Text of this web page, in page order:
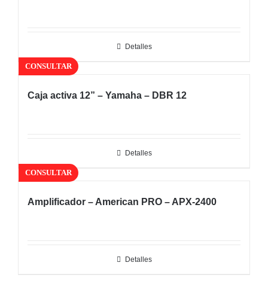
Detalles
CONSULTAR
Caja activa 12” – Yamaha – DBR 12
Detalles
CONSULTAR
Amplificador – American PRO – APX-2400
Detalles